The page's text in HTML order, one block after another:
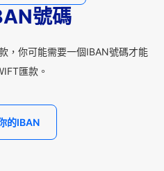
號碼
，你可能需要一個IBAN號碼才能
匯款。
的IBAN